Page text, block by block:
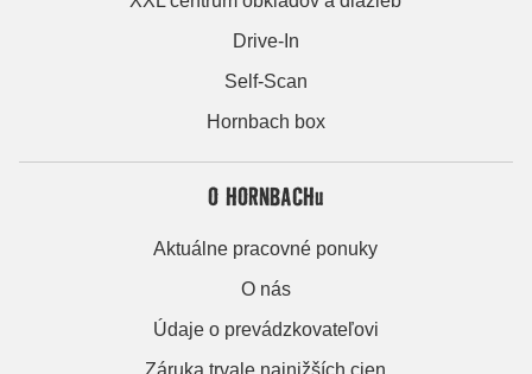
Drive-In
Self-Scan
Hornbach box
O HORNBACHu
Aktuálne pracovné ponuky
O nás
Údaje o prevádzkovateľovi
Záruka trvale najnižších cien